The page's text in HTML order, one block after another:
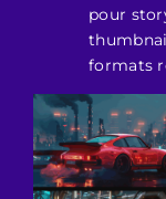
pour
formats